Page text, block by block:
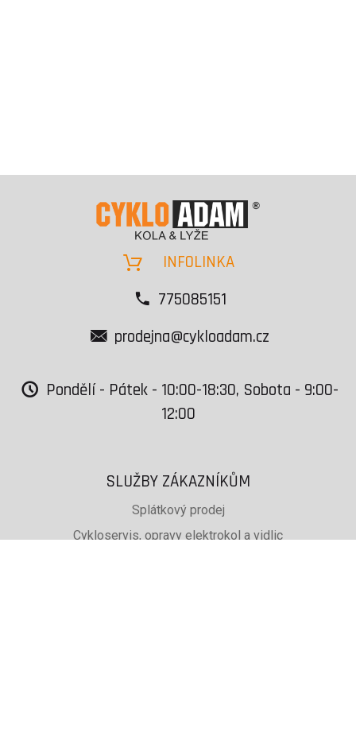
INFOLINKA
775085151
prodejna@cykloadam.cz
Pondělí - Pátek - 10:00-18:30, Sobota - 9:00-
12:00
SLUŽBY ZÁKAZNÍKŮM
Splátkový prodej
Cykloservis, opravy elektrokol a vidlic